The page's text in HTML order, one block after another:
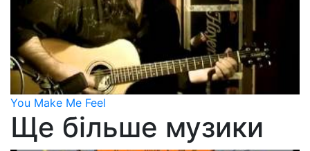
You Make Me Feel
Ще більше музики